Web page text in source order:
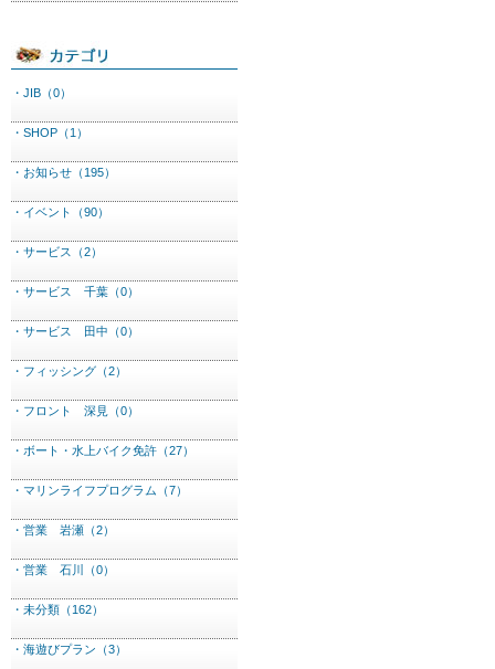
・JIB（0）
・SHOP（1）
・お知らせ（195）
・イベント（90）
・サービス（2）
・サービス 千葉（0）
・サービス 田中（0）
・フィッシング（2）
・フロント 深見（0）
・ボート・水上バイク免許（27）
・マリンライフプログラム（7）
・営業 岩瀬（2）
・営業 石川（0）
・未分類（162）
・海遊びプラン（3）